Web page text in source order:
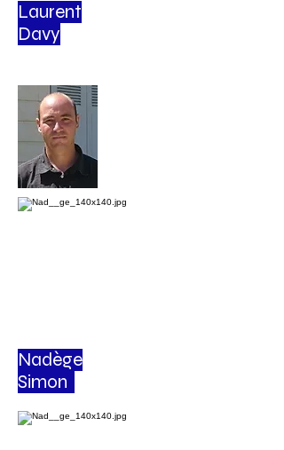
Laurent
Davy
Nadège
Simon